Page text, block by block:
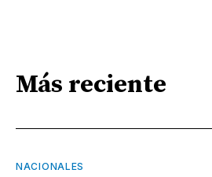
Más reciente
NACIONALES